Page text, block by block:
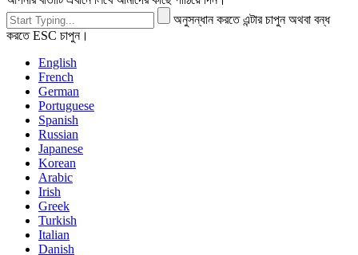
অনুসন্ধান করতে এন্টার চাপুন অথবা বন্ধ
করতে ESC চাপুন।
English
French
German
Portuguese
Spanish
Russian
Japanese
Korean
Arabic
Irish
Greek
Turkish
Italian
Danish